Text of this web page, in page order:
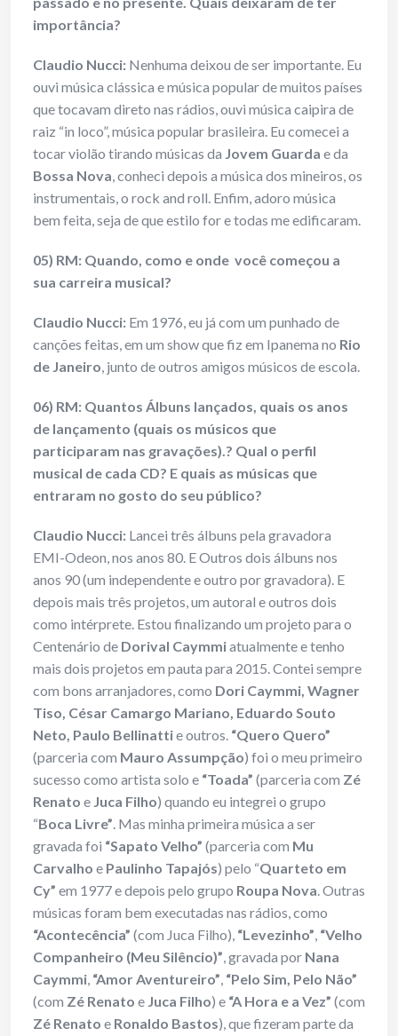
importância?
Claudio Nucci: Nenhuma deixou de ser importante. Eu
ouvi música clássica e música popular de muitos países
que tocavam direto nas rádios, ouvi música caipira de
raiz “in loco”, música popular brasileira. Eu comecei a
tocar violão tirando músicas da Jovem Guarda e da
Bossa Nova, conheci depois a música dos mineiros, os
instrumentais, o rock and roll. Enfim, adoro música
bem feita, seja de que estilo for e todas me edificaram.
05) RM: Quando, como e onde você começou a
sua carreira musical?
Claudio Nucci: Em 1976, eu já com um punhado de
canções feitas, em um show que fiz em Ipanema no Rio
de Janeiro, junto de outros amigos músicos de escola.
06) RM: Quantos Álbuns lançados, quais os anos
de lançamento (quais os músicos que
participaram nas gravações).? Qual o perfil
musical de cada CD? E quais as músicas que
entraram no gosto do seu público?
Claudio Nucci: Lancei três álbuns pela gravadora
EMI-Odeon, nos anos 80. E Outros dois álbuns nos
anos 90 (um independente e outro por gravadora). E
depois mais três projetos, um autoral e outros dois
como intérprete. Estou finalizando um projeto para o
Centenário de Dorival Caymmiatualmente e tenho
mais dois projetos em pauta para 2015. Contei sempre
com bons arranjadores, como Dori Caymmi, Wagner
Tiso, César Camargo Mariano, Eduardo Souto
Neto, Paulo Bellinattie outros. “Quero Quero”
(parceria com Mauro Assumpção) foi o meu primeiro
sucesso como artista solo e “Toada” (parceria com Zé
Renato e Juca Filho) quando eu integrei o grupo
“Boca Livre”. Mas minha primeira música a ser
gravada foi “Sapato Velho” (parceria com Mu
Carvalho e Paulinho Tapajós) pelo “Quarteto em
Cy” em 1977 e depois pelo grupo Roupa Nova. Outras
músicas foram bem executadas nas rádios, como
“Acontecência” (com Juca Filho), “Levezinho”, “Velho
Companheiro (Meu Silêncio)”, gravada por Nana
Caymmi, “Amor Aventureiro”, “Pelo Sim, Pelo Não”
(com Zé Renato e Juca Filho) e “A Hora e a Vez” (com
Zé Renato e Ronaldo Bastos), que fizeram parte da